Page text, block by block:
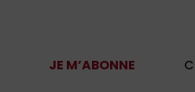
JE M’ABONNE